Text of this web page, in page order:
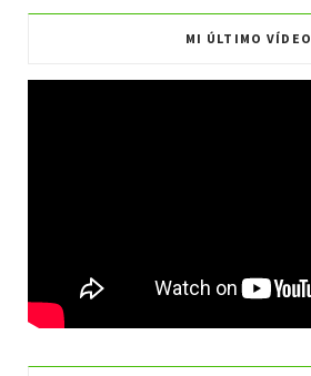
a
m
MI ÚLTIMO VÍDEO